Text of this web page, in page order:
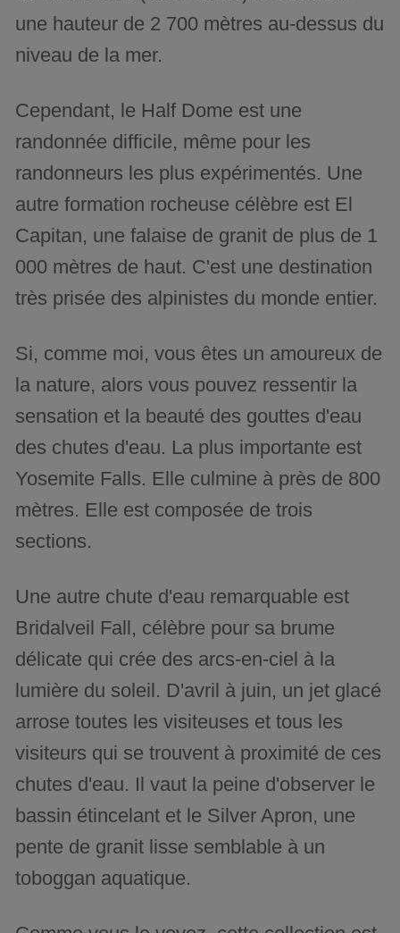
une hauteur de 2 700 mètres au-dessus du
niveau de la mer.
Cependant, le Half Dome est une
randonnée difficile, même pour les
randonneurs les plus expérimentés. Une
autre formation rocheuse célèbre est El
Capitan, une falaise de granit de plus de 1
000 mètres de haut. C'est une destination
très prisée des alpinistes du monde entier.
Si, comme moi, vous êtes un amoureux de
la nature, alors vous pouvez ressentir la
sensation et la beauté des gouttes d'eau
des chutes d'eau. La plus importante est
Yosemite Falls. Elle culmine à près de 800
mètres. Elle est composée de trois
sections.
Une autre chute d'eau remarquable est
Bridalveil Fall, célèbre pour sa brume
délicate qui crée des arcs-en-ciel à la
lumière du soleil. D'avril à juin, un jet glacé
arrose toutes les visiteuses et tous les
visiteurs qui se trouvent à proximité de ces
chutes d'eau. Il vaut la peine d'observer le
bassin étincelant et le Silver Apron, une
pente de granit lisse semblable à un
toboggan aquatique.